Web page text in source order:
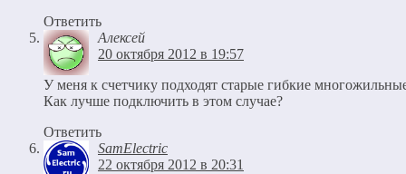
Ответить
Алексей
20 октября 2012 в 19:57
У меня к счетчику подходят старые гибкие
Как лучше подключить в этом случае?
Ответить
SamElectric
22 октября 2012 в 20:31